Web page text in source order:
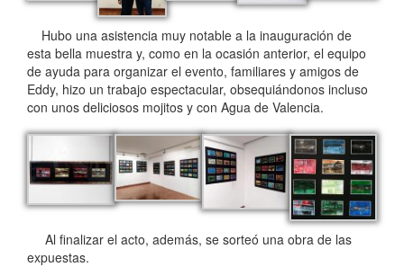
Hubo una asistencia muy notable a la inauguración de
esta bella muestra y, como en la ocasión anterior, el equipo
de ayuda para organizar el evento, familiares y amigos de
Eddy, hizo un trabajo espectacular, obsequiándonos incluso
con unos deliciosos mojitos y con Agua de Valencia.
Al finalizar el acto, además, se sorteó una obra de las
expuestas.